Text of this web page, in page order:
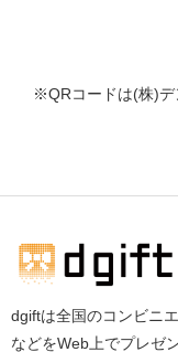
2021/09/30
2021/10/01
※QRコードは(株)デ
dgiftは全国のコンビニ
などをWeb上でプレゼ